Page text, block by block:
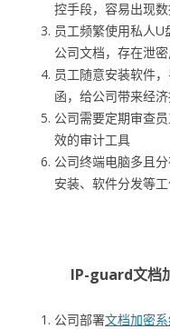
控手段，容易出现
员工频繁使用私人
公司文档，存在泄
员工随意安装软件
函，给公司带来经
公司需要定期审查
效的审计工具
公司终端电脑多且
安装、软件分发等
IP-guard文档
公司部署文档加密